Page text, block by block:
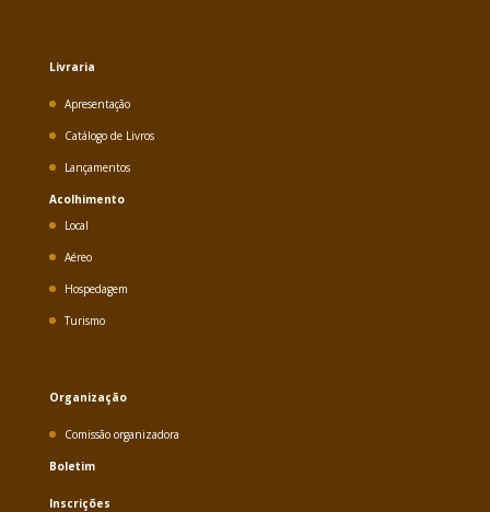
Livraria
Apresentação
Catálogo de Livros
Lançamentos
Acolhimento
Local
Aéreo
Hospedagem
Turismo
Organização
Comissão organizadora
Boletim
Inscrições